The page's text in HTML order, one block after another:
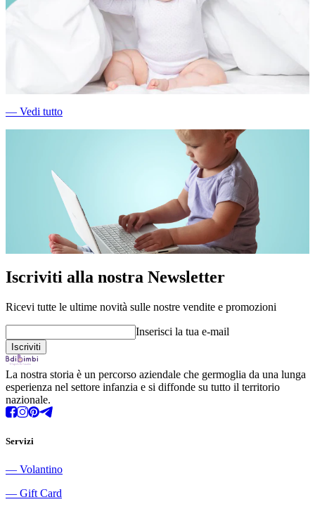
― Vedi tutto
Iscriviti alla nostra Newsletter
Ricevi tutte le ultime novità sulle nostre vendite e promozioni
Inserisci la tua e-mail
La nostra storia è un percorso aziendale che germoglia da una lunga
esperienza nel settore infanzia e si diffonde su tutto il territorio
nazionale.
Servizi
― Volantino
― Gift Card